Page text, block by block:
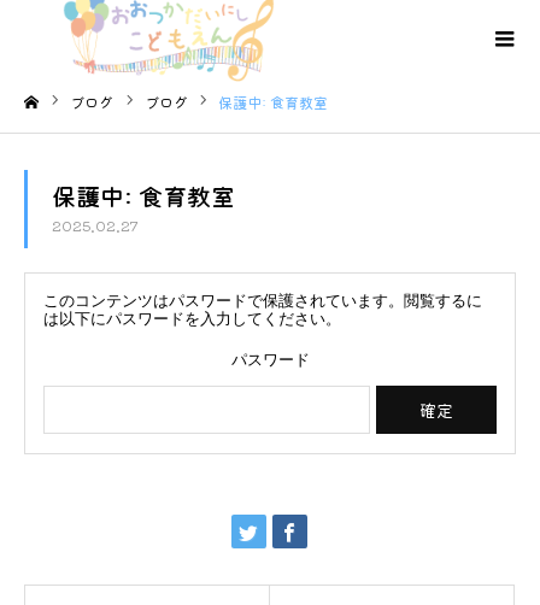
ブログ ブログ 保護中: 食育教室
保護中: 食育教室
2025.02.27
このコンテンツはパスワードで保護されています。閲覧するに
は以下にパスワードを入力してください。
パスワード